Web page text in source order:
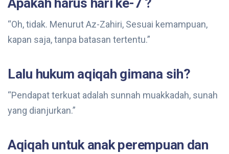
“Oh, tidak. Menurut Az-Zahiri, Sesuai kemampuan,
kapan saja, tanpa batasan tertentu.”
Lalu hukum aqiqah gimana sih?
“Pendapat terkuat adalah sunnah muakkadah, sunah
yang dianjurkan.”
Aqiqah untuk anak perempuan dan